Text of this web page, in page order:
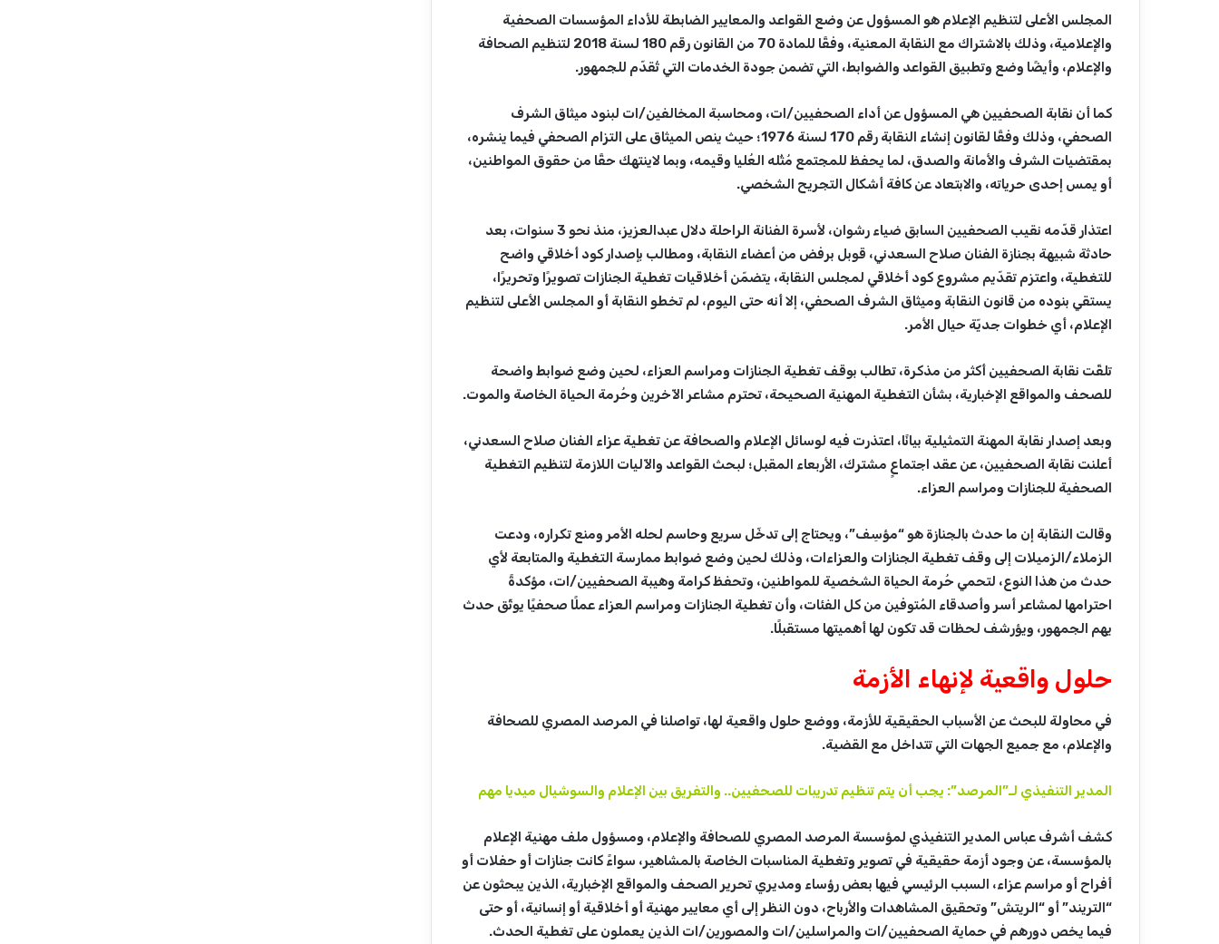
المجلس الأعلى لتنظيم الإعلام هو المسؤول عن وضع القواعد والمعايير الضابطة للأداء المؤسسات الصحفية
والإعلامية، وذلك بالاشتراك مع النقابة المعنية، وفقًا للمادة 70 من القانون رقم 180 لسنة 2018 لتنظيم الصحافة
والإعلام، وأيضًا وضع وتطبيق القواعد والضوابط، التي تضمن جودة الخدمات التي تُقدّم للجمهور.
كما أن نقابة الصحفيين هي المسؤول عن أداء الصحفيين/ات، ومحاسبة المخالفين/ات لبنود ميثاق الشرف
الصحفي، وذلك وفقًا لقانون إنشاء النقابة رقم 170 لسنة 1976؛ حيث ينص الميثاق على التزام الصحفي فيما ينشره،
بمقتضيات الشرف والأمانة والصدق، لما يحفظ للمجتمع مُثُله العُليا وقيمه، وبما لاينتهك حقًا من حقوق المواطنين،
أو يمس إحدى حرياته، والابتعاد عن كافة أشكال التجريح الشخصي.
اعتذار قدّمه نقيب الصحفيين السابق ضياء رشوان، لأسرة الفنانة الراحلة دلال عبدالعزيز، منذ نحو 3 سنوات، بعد
حادثة شبيهة بجنازة الفنان صلاح السعدني، قوبل برفض من أعضاء النقابة، ومطالب بإصدار كود أخلاقي واضح
للتغطية، واعتزم تقدّيم مشروع كود أخلاقي لمجلس النقابة، يتضمّن أخلاقيات تغطية الجنازات تصويرًا وتحريرًا،
يستقي بنوده من قانون النقابة وميثاق الشرف الصحفي، إلا أنه حتى اليوم، لم تخطو النقابة أو المجلس الأعلى لتنظيم
الإعلام، أي خطوات جديّة حيال الأمر.
تلقّت نقابة الصحفيين أكثر من مذكرة، تطالب بوقف تغطية الجنازات ومراسم العزاء، لحين وضع ضوابط واضحة
للصحف والمواقع الإخبارية، بشأن التغطية المهنية الصحيحة، تحترم مشاعر الآخرين وحُرمة الحياة الخاصة والموت.
وبعد إصدار نقابة المهنة التمثيلية بيانًا، اعتذرت فيه لوسائل الإعلام والصحافة عن تغطية عزاء الفنان صلاح السعدني،
أعلنت نقابة الصحفيين، عن عقد اجتماعٍ مشترك، الأربعاء المقبل؛ لبحث القواعد والآليات اللازمة لتنظيم التغطية
الصحفية للجنازات ومراسم العزاء.
وقالت النقابة إن ما حدث بالجنازة هو “مؤسِف”، ويحتاج إلى تدخّل سريع وحاسم لحله الأمر ومنع تكراره، ودعت
الزملاء/الزميلات إلى وقف تغطية الجنازات والعزاءات، وذلك لحين وضع ضوابط ممارسة التغطية والمتابعة لأي
حدث من هذا النوع، لتحمي حُرمة الحياة الشخصية للمواطنين، وتحفظ كرامة وهيبة الصحفيين/ات، مؤكدةً
احترامها لمشاعر أسر وأصدقاء المُتوفين من كل الفئات، وأن تغطية الجنازات ومراسم العزاء عملًا صحفيًا يوثّق حدث
يهم الجمهور، ويؤرشف لحظات قد تكون لها أهميتها مستقبلًا.
حلول واقعية لإنهاء الأزمة
في محاولة للبحث عن الأسباب الحقيقية للأزمة، ووضع حلول واقعية لها، تواصلنا في المرصد المصري للصحافة
والإعلام، مع جميع الجهات التي تتداخل مع القضية.
المدير التنفيذي لـ”المرصد”: يجب أن يتم تنظيم تدريبات للصحفيين.. والتفريق بين الإعلام والسوشيال ميديا مهم
كشف أشرف عباس المدير التنفيذي لمؤسسة المرصد المصري للصحافة والإعلام، ومسؤول ملف مهنية الإعلام
بالمؤسسة، عن وجود أزمة حقيقية في تصوير وتغطية المناسبات الخاصة بالمشاهير، سواءً كانت جنازات أو حفلات أو
أفراح أو مراسم عزاء، السبب الرئيسي فيها بعض رؤساء ومديري تحرير الصحف والمواقع الإخبارية، الذين يبحثون عن
“التريند” أو “الريتش” وتحقيق المشاهدات والأرباح، دون النظر إلى أي معايير مهنية أو أخلاقية أو إنسانية، أو حتى
فيما يخص دورهم في حماية الصحفيين/ات والمراسلين/ات والمصورين/ات الذين يعملون على تغطية الحدث.